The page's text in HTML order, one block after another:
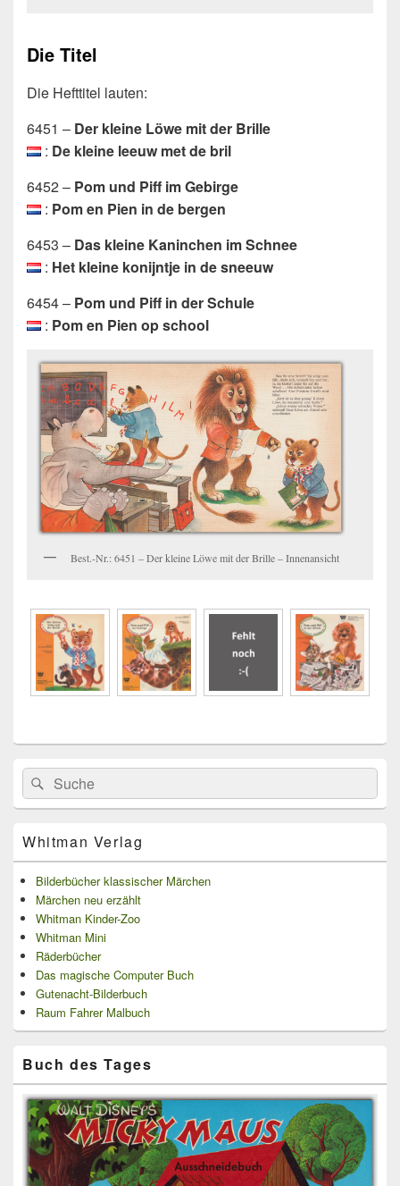
Die Titel
Die Hefttitel lauten:
6451 – Der kleine Löwe mit der Brille
: De kleine leeuw met de bril
6452 – Pom und Piff im Gebirge
: Pom en Pien in de bergen
6453 – Das kleine Kaninchen im Schnee
: Het kleine konijntje in de sneeuw
6454 – Pom und Piff in der Schule
: Pom en Pien op school
Best.-Nr.: 6451 – Der kleine Löwe mit der Brille – Innenansicht
Primärer
Seitenleisten
Widget-
Bereich
Search
for:
Suche
Whitman Verlag
Bilderbücher klassischer Märchen
Märchen neu erzählt
Whitman Kinder-Zoo
Whitman Mini
Räderbücher
Das magische Computer Buch
Gutenacht-Bilderbuch
Raum Fahrer Malbuch
Buch des Tages